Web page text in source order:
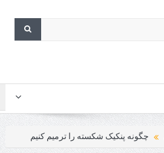
چگونه پنکیک شکسته را ترمیم کنیم